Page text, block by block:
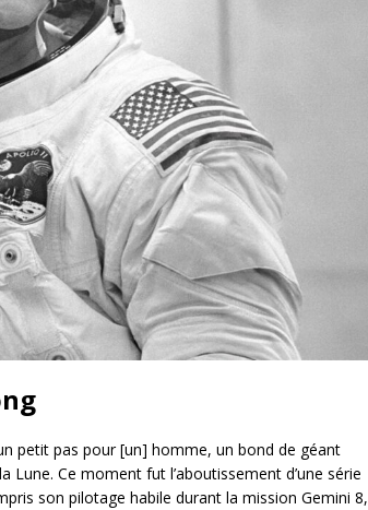
petit pas pour [un] homme, un bond de géant
Lune. Ce moment fut l’aboutissement d’une série
son pilotage habile durant la mission Gemini 8,